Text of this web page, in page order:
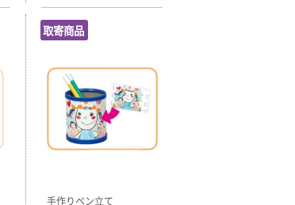
取寄商品
手作りペン立て